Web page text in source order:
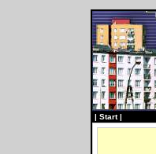
| Start|